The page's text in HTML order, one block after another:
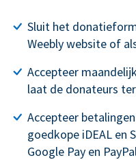
Sluit het
Weebly website of
Accepteer
laat de donateurs
Accepteer
goedkope iDEAL en
Google Pay en